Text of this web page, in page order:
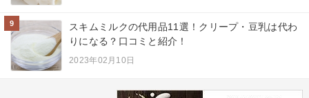
9
スキムミルクの代用品11選！クリープ・豆乳は代わ
りになる？口コミと紹介！
2023年02月10日